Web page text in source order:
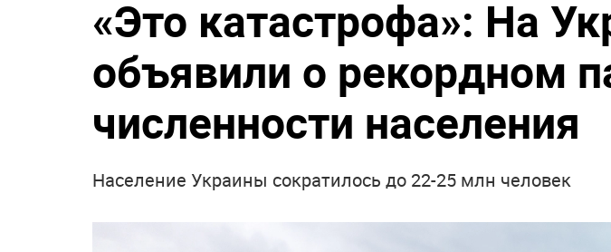
«Это катастрофа»: На
объявили о рекордном
численности населения
Население Украины сократилось до 22-25 млн человек